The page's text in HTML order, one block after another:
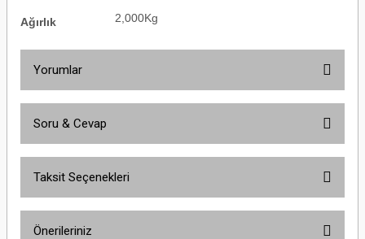
Ağırlık 2,000Kg
Yorumlar
Soru & Cevap
Taksit Seçenekleri
Önerileriniz